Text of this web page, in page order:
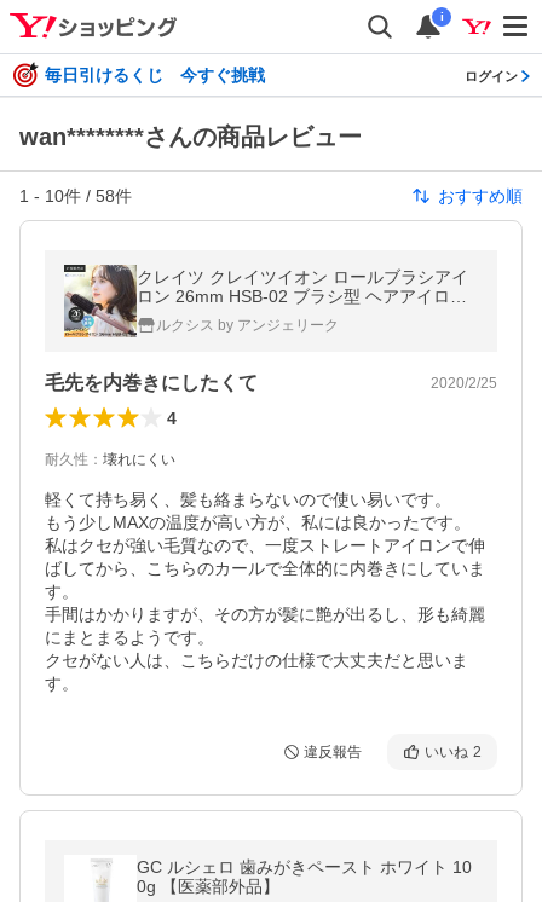
i
毎日引けるくじ 今すぐ挑戦 ログイン
wan********さんの商品レビュー
1 - 10件 / 58件 おすすめ順
クレイツ クレイツイオン ロールブラシアイ
ロン 26mm HSB-02 ブラシ型 ヘアアイロン
カールアイロン ブラシアイロン コテ ロール
ブラシ 超PayPay祭
ルクシス by アンジェリーク
毛先を内巻きにしたくて 2020/2/25
4
耐久性 ： 壊れにくい
軽くて持ち易く、髪も絡まらないので使い易いです。
もう少しMAXの温度が高い方が、私には良かったです。
私はクセが強い毛質なので、一度ストレートアイロンで伸
ばしてから、こちらのカールで全体的に内巻きにしていま
す。
手間はかかりますが、その方が髪に艶が出るし、形も綺麗
にまとまるようです。
クセがない人は、こちらだけの仕様で大丈夫だと思いま
す。
違反報告 いいね 2
GC ルシェロ 歯みがきペースト ホワイト 10
0g 【医薬部外品】